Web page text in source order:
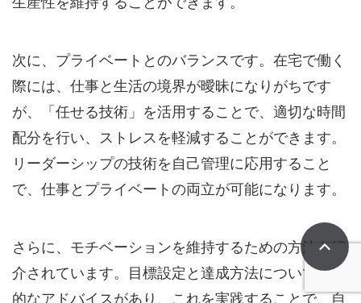
次に、プライベートとのバランスです。在宅で働く
際には、仕事と生活の境界が曖昧になりがちです
が、「任せる技術」を活用することで、適切な時間
配分を行い、ストレスを軽減することができます。
リーダーシップの技術を自己管理に応用すること
で、仕事とプライベートの両立が可能になります。
さらに、モチベーションを維持するための方法も紹
介されています。目標設定と達成方法について具体
的なアドバイスがあり、これを実践することで、自